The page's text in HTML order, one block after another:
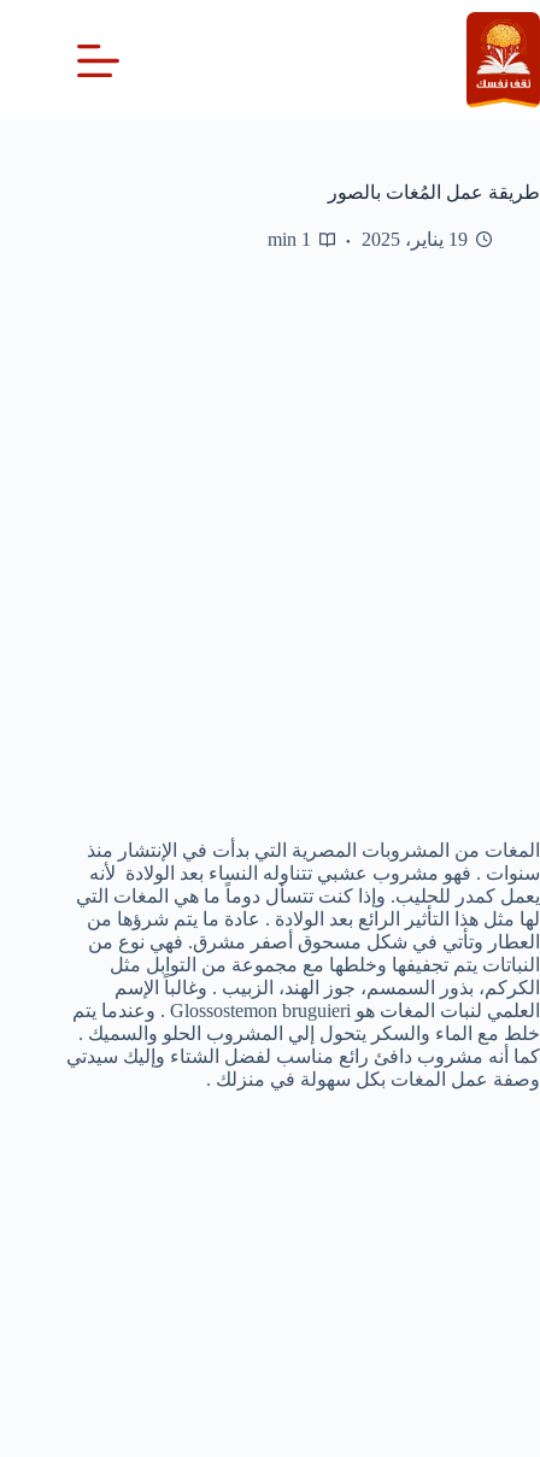
التجاوز
إلى
المحتوى
طريقة عمل المُغات بالصور
19 يناير، 2025 1 min
المغات من المشروبات المصرية التي بدأت في الإنتشار منذ
سنوات . فهو مشروب عشبي تتناوله النساء بعد الولادة لأنه
يعمل كمدر للحليب. وإذا كنت تتسأل دوماً ما هي المغات التي
لها مثل هذا التأثير الرائع بعد الولادة . عادة ما يتم شرؤها من
العطار وتأتي في شكل مسحوق أصفر مشرق. فهي نوع من
النباتات يتم تجفيفها وخلطها مع مجموعة من التوابل مثل
الكركم، بذور السمسم، جوز الهند، الزبيب . وغالباً الإسم
العلمي لنبات المغات هو Glossostemon bruguieri . وعندما يتم
خلط مع الماء والسكر يتحول إلي المشروب الحلو والسميك .
كما أنه مشروب دافئ رائع مناسب لفضل الشتاء وإليك سيدتي
وصفة عمل المغات بكل سهولة في منزلك .